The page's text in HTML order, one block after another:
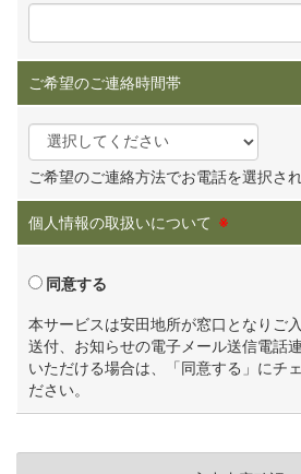
ご希望のご連絡時間帯
ご希望のご連絡方法でお電話を選択さ
個人情報の取扱いについて ※
同意する
本サービスは安田地所が窓口となりご
送付、お知らせの電子メール送信電話
いただける場合は、「同意する」にチ
ださい。